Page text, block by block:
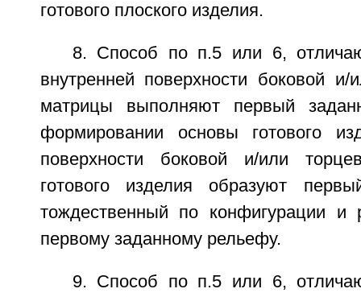
готового плоского изделия.
8. Способ по п.5 или 6,
внутренней поверхности боковой и/
матрицы выполняют первый
формировании основы готового
поверхности боковой и/или
готового изделия образуют
тождественный по конфигурации и
первому заданному рельефу.
9. Способ по п.5 или 6,